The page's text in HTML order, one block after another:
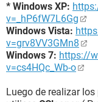
* Windows XP:
v=_hP6fW7L6Gg
Windows Vista:
v=grv8VV3GMn8
Windows 7: https://
v=cs4HQc_Wb-o
Luego de realizar